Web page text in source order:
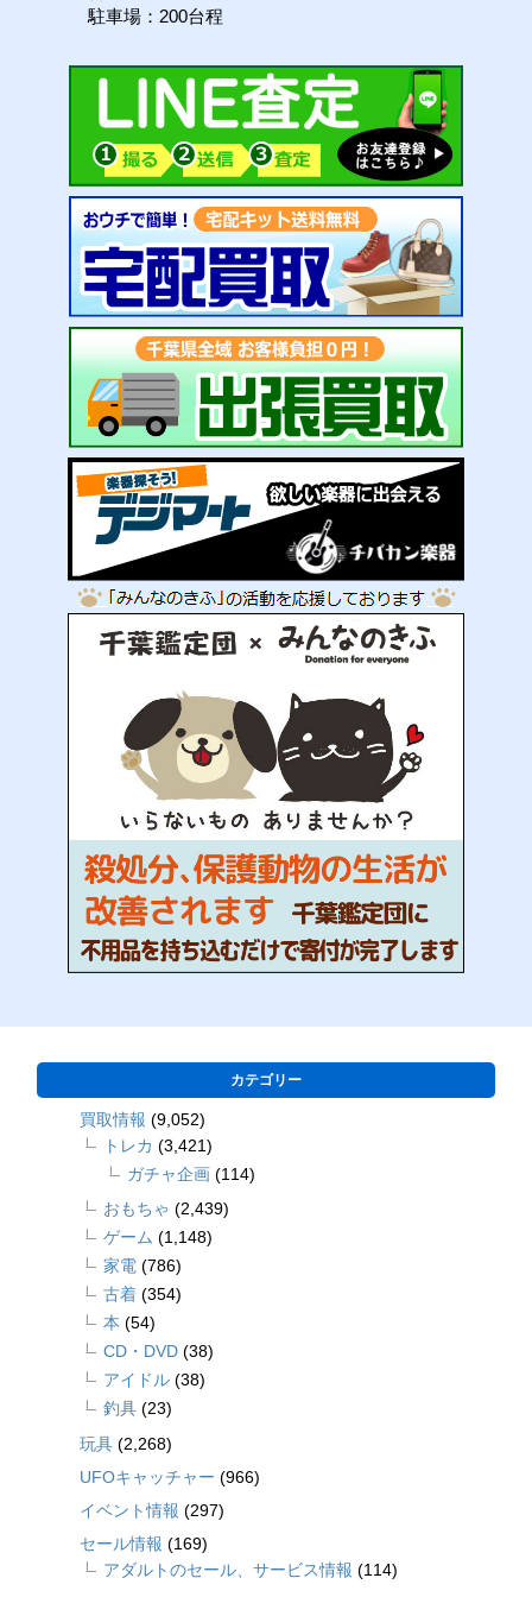
駐車場：200台程
カテゴリー
買取情報 (9,052)
トレカ (3,421)
ガチャ企画 (114)
おもちゃ (2,439)
ゲーム (1,148)
家電 (786)
古着 (354)
本 (54)
CD・DVD (38)
アイドル (38)
釣具 (23)
玩具 (2,268)
UFOキャッチャー (966)
イベント情報 (297)
セール情報 (169)
アダルトのセール、サービス情報 (114)